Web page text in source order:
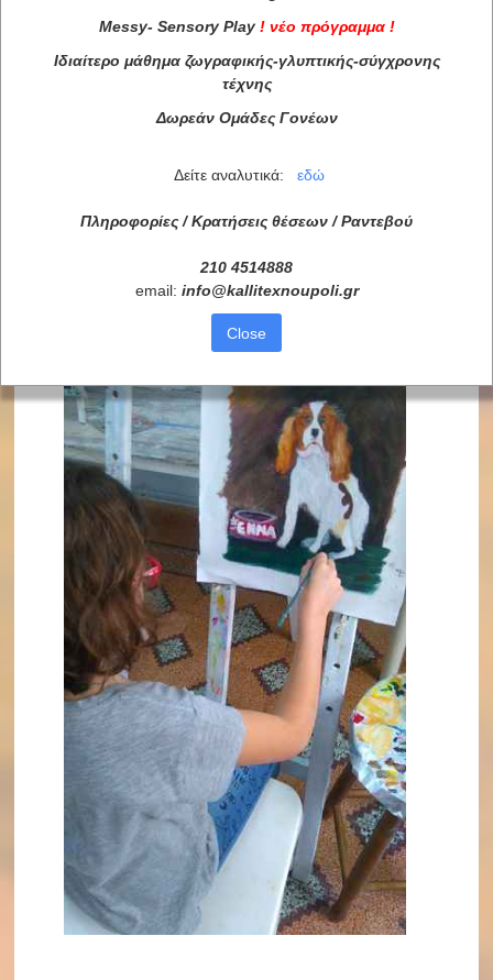
Messy- Sensory Play ! νέο πρόγραμμα !
Ιδιαίτερο μάθημα ζωγραφικής-γλυπτικής-σύγχρονης
τέχνης
Δωρεάν Ομάδες Γονέων
Δείτε αναλυτικά: εδώ
Πληροφορίες / Κρατήσεις θέσεων / Ραντεβού
210 4514888
email: info@kallitexnoupoli.gr
Close